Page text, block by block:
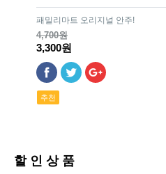
패밀리마트 오리지널 안주!
4,700원
3,300원
추천
할 인 상 품